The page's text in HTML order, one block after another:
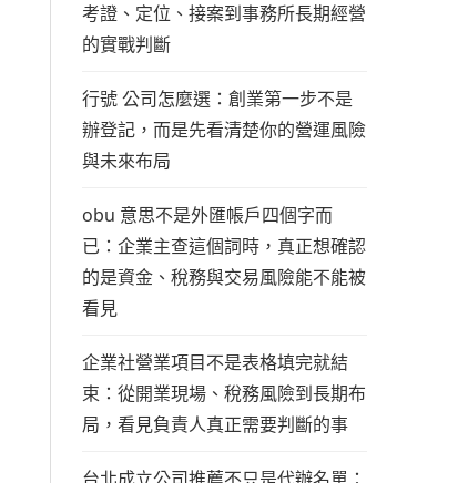
考證、定位、接案到事務所長期經營
的實戰判斷
行號 公司怎麼選：創業第一步不是
辦登記，而是先看清楚你的營運風險
與未來布局
obu 意思不是外匯帳戶四個字而
已：企業主查這個詞時，真正想確認
的是資金、稅務與交易風險能不能被
看見
企業社營業項目不是表格填完就結
束：從開業現場、稅務風險到長期布
局，看見負責人真正需要判斷的事